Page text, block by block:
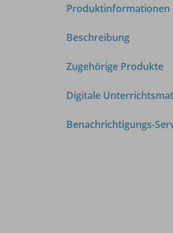
Produktinformationen
Beschreibung
Zugehörige Produkte
Digitale
Benachrichtigungs-